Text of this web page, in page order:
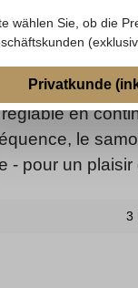
sans
à quelques
et sa
en
le
- pour un
3
wählen Sie, ob die
Privatkunde